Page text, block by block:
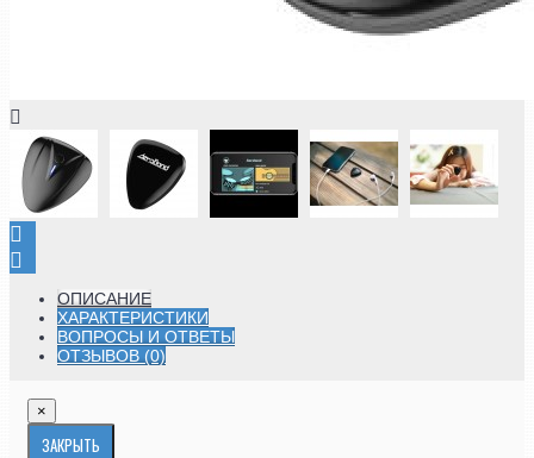
ОПИСАНИЕ
ХАРАКТЕРИСТИКИ
ВОПРОСЫ И ОТВЕТЫ
ОТЗЫВОВ (0)
×
ЗАКРЫТЬ